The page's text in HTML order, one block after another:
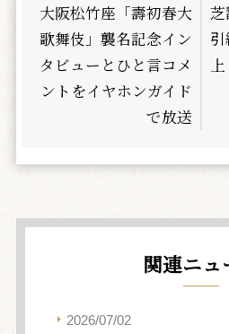
大阪松竹座「壽初春大
歌舞伎」襲名記念イン
タビューとひと言コメ
ントをイヤホンガイド
で放送
上
関連ニュ
2026/07/02